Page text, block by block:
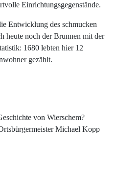
Einrichtungsgegenstände.
Entwicklung des schmucken
heute noch der Brunnen mit der
1680 lebten hier 12
gezählt.
von Wierschem?
Michael Kopp